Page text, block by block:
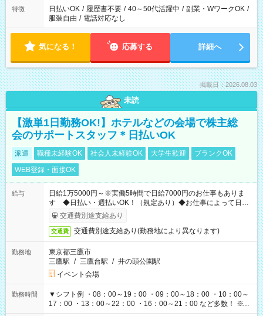
特徴 日払いOK / 履歴書不要 / 40～50代活躍中 / 副業・WワークOK /
服装自由 / 電話対応なし
気になる！ 応募する 詳細へ
掲載日：2026.08.03
未読
【激単1日勤務OK!】ホテルなどの会場で株主総
会のサポートスタッフ＊日払いOK
派遣 職種未経験OK 社会人未経験OK 大学生歓迎
ブランクOK
WEB登録・面接OK
給与
日給1万5000円～※実働5時間で日給7000円のお仕事もありま
す ◆日払い・週払いOK！（規定あり）◆お仕事によって日給
も異なります
交通費別途支給あり
交通費 交通費別途支給あり(勤務地により異なります)
勤務地
東京都三鷹市
三鷹駅 / 三鷹台駅 / 井の頭公園駅
イベント会場
勤務時間
▼シフト例 ・08：00～19：00 ・09：00～18：00 ・10：00～
17：00 ・13：00～22：00 ・16：00～21：00 など多数！ ※お
仕事により勤務時間が異なります